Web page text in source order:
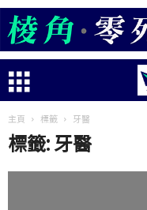
主頁 標籤 牙醫
標籤: 牙醫